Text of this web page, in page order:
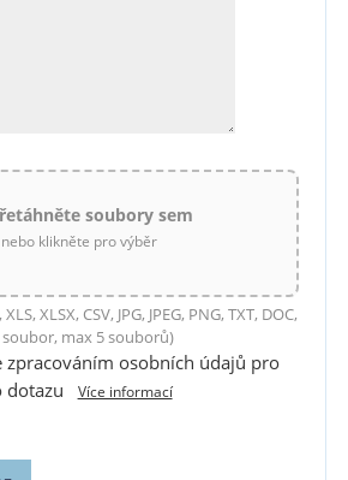
soubory sem
nebo klikněte pro výběr
XLSX, CSV, JPG, JPEG, PNG, TXT, DOC,
soubor, max 5 souborů)
zpracováním osobních údajů pro
dotazu
Více informací